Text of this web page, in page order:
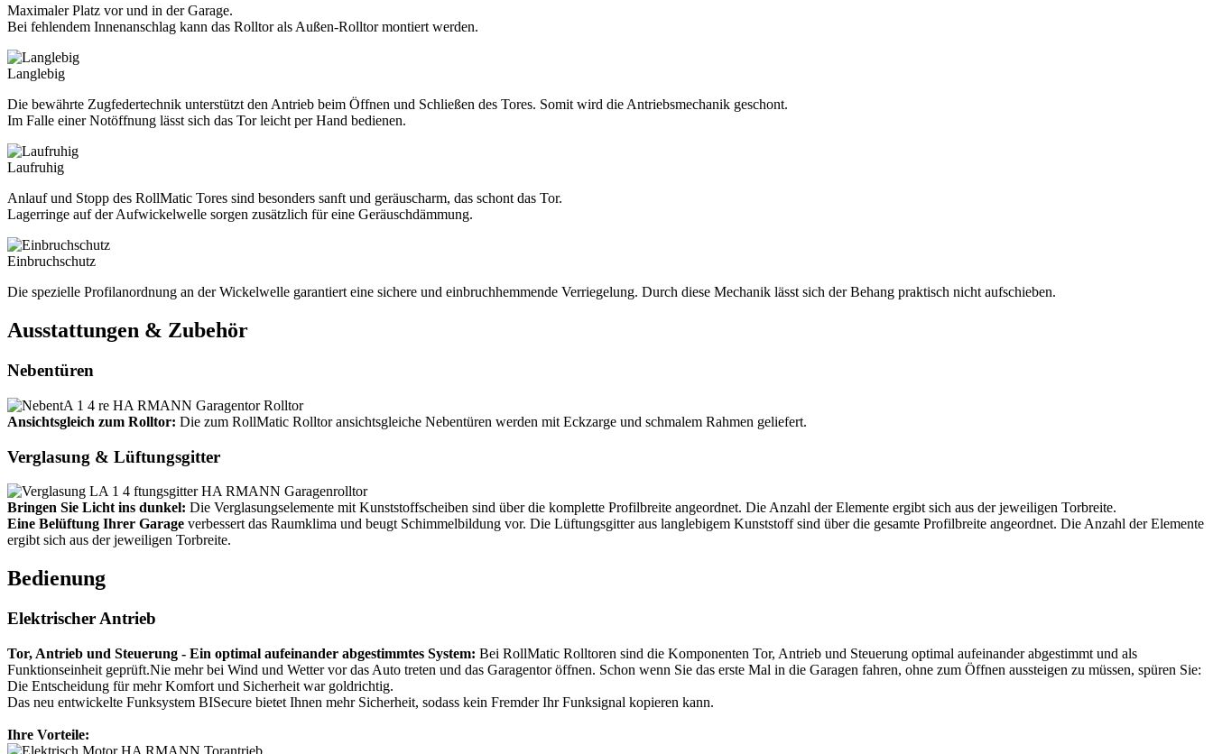
Maximaler Platz vor und in der Garage.
Bei fehlendem Innenanschlag kann das Rolltor als Außen-Rolltor montiert werden.
Langlebig
Die bewährte Zugfedertechnik unterstützt den Antrieb beim Öffnen und Schließen des Tores. Somit wird die Antriebsmechanik geschont.
Im Falle einer Notöffnung lässt sich das Tor leicht per Hand bedienen.
Laufruhig
Anlauf und Stopp des RollMatic Tores sind besonders sanft und geräuscharm, das schont das Tor.
Lagerringe auf der Aufwickelwelle sorgen zusätzlich für eine Geräuschdämmung.
Einbruchschutz
Die spezielle Profilanordnung an der Wickelwelle garantiert eine sichere und einbruchhemmende Verriegelung. Durch diese Mechanik lässt sich der Behang praktisch nicht aufschieben.
Ausstattungen & Zubehör
Nebentüren
Ansichtsgleich zum Rolltor: Die zum RollMatic Rolltor ansichtsgleiche Nebentüren werden mit Eckzarge und schmalem Rahmen geliefert.
Verglasung & Lüftungsgitter
Bringen Sie Licht ins dunkel: Die Verglasungselemente mit Kunststoffscheiben sind über die komplette Profilbreite angeordnet. Die Anzahl der Elemente ergibt sich aus der jeweiligen Torbreite.
Eine Belüftung Ihrer Garage verbessert das Raumklima und beugt Schimmelbildung vor. Die Lüftungsgitter aus langlebigem Kunststoff sind über die gesamte Profilbreite angeordnet. Die Anzahl der Elemente
ergibt sich aus der jeweiligen Torbreite.
Bedienung
Elektrischer Antrieb
Tor, Antrieb und Steuerung - Ein optimal aufeinander abgestimmtes System: Bei RollMatic Rolltoren sind die Komponenten Tor, Antrieb und Steuerung optimal aufeinander abgestimmt und als
Funktionseinheit geprüft.Nie mehr bei Wind und Wetter vor das Auto treten und das Garagentor öffnen. Schon wenn Sie das erste Mal in die Garagen fahren, ohne zum Öffnen aussteigen zu müssen, spüren Sie:
Die Entscheidung für mehr Komfort und Sicherheit war goldrichtig.
Das neu entwickelte Funksystem BISecure bietet Ihnen mehr Sicherheit, sodass kein Fremder Ihr Funksignal kopieren kann.
Ihre Vorteile: